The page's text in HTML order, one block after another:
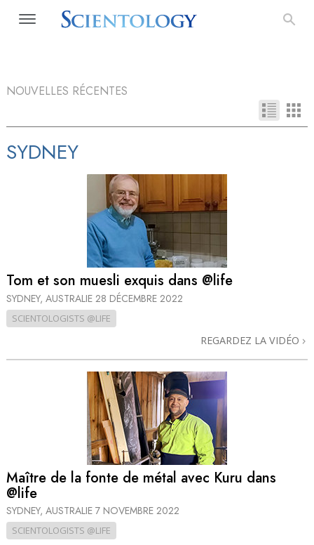
NOUVELLES RÉCENTES
SYDNEY
Tom et son muesli exquis dans @life
SYDNEY, AUSTRALIE 28 DÉCEMBRE 2022
SCIENTOLOGISTS @LIFE
REGARDEZ LA VIDÉO
Maître de la fonte de métal avec Kuru dans
@life
SYDNEY, AUSTRALIE 7 NOVEMBRE 2022
SCIENTOLOGISTS @LIFE